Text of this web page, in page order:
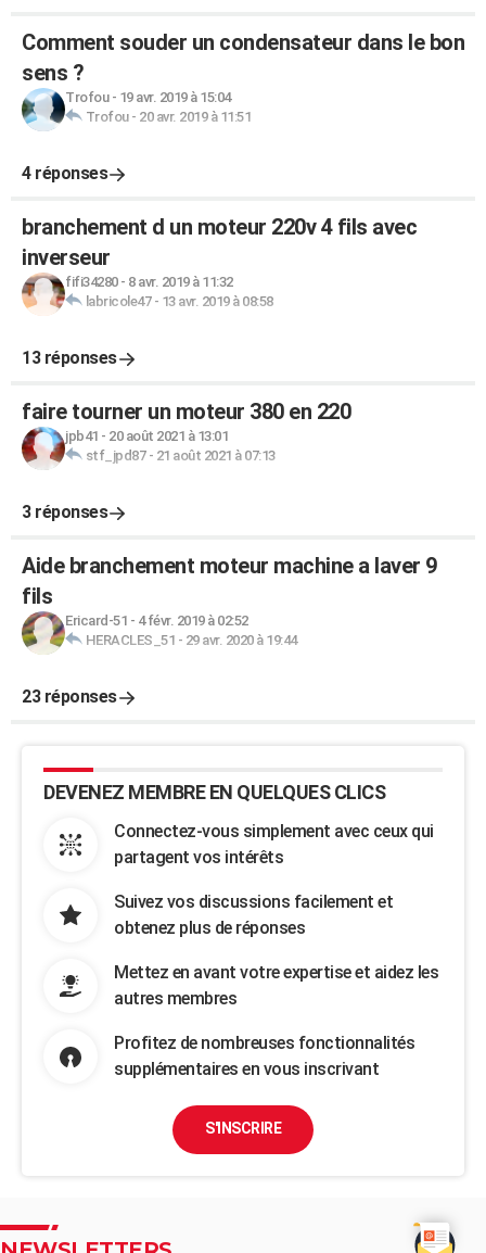
Comment souder un condensateur dans le bon
sens ?
Trofou- 19 avr. 2019 à 15:04
Trofou- 20 avr. 2019 à 11:51
4 réponses
branchement d un moteur 220v 4 fils avec
inverseur
fifi34280- 8 avr. 2019 à 11:32
labricole47- 13 avr. 2019 à 08:58
13 réponses
faire tourner un moteur 380 en 220
jpb41 - 20 août 2021 à 13:01
stf_jpd87- 21 août 2021 à 07:13
3 réponses
Aide branchement moteur machine a laver 9
fils
Ericard-51 - 4 févr. 2019 à 02:52
HERACLES_51 - 29 avr. 2020 à 19:44
23 réponses
DEVENEZ MEMBRE EN QUELQUES CLICS
Connectez-vous simplement avec ceux qui
partagent vos intérêts
Suivez vos discussions facilement et
obtenez plus de réponses
Mettez en avant votre expertise et aidez les
autres membres
Profitez de nombreuses fonctionnalités
supplémentaires en vous inscrivant
S'INSCRIRE